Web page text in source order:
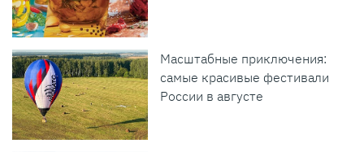
Масштабные приключения:
самые красивые фестивали
России в августе